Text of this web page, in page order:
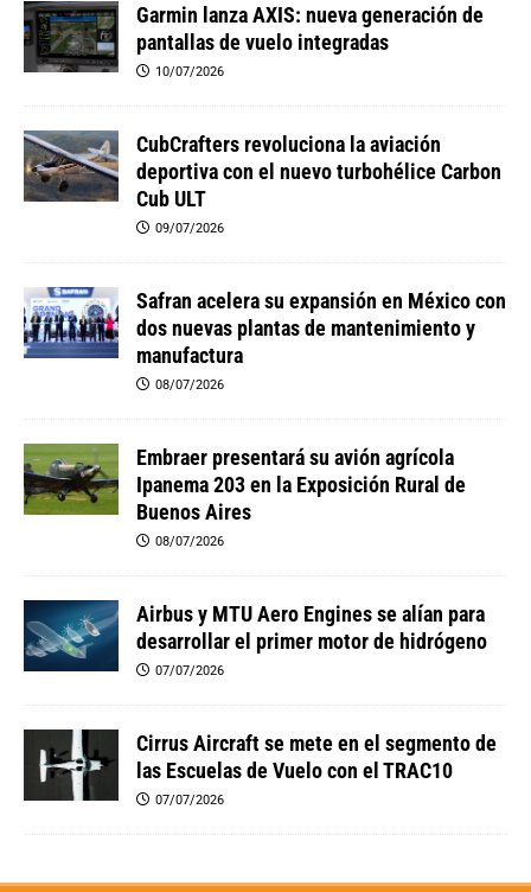
Garmin lanza AXIS: nueva generación de
pantallas de vuelo integradas
10/07/2026
CubCrafters revoluciona la aviación
deportiva con el nuevo turbohélice Carbon
Cub ULT
09/07/2026
Safran acelera su expansión en México con
dos nuevas plantas de mantenimiento y
manufactura
08/07/2026
Embraer presentará su avión agrícola
Ipanema 203 en la Exposición Rural de
Buenos Aires
08/07/2026
Airbus y MTU Aero Engines se alían para
desarrollar el primer motor de hidrógeno
07/07/2026
Cirrus Aircraft se mete en el segmento de
las Escuelas de Vuelo con el TRAC10
07/07/2026